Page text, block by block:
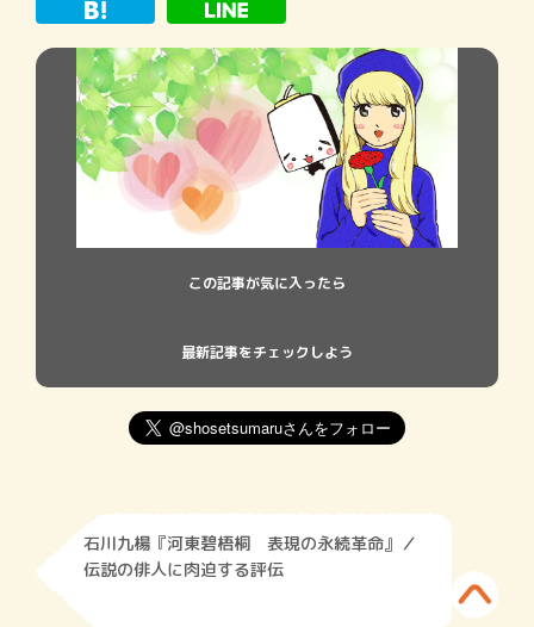
この記事が気に入ったら
最新記事をチェックしよう
石川九楊『河東碧梧桐 表現の永続革命』／
伝説の俳人に肉迫する評伝